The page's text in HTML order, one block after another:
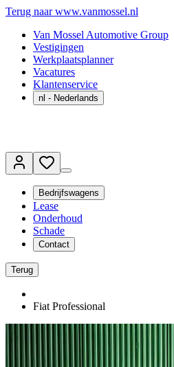
Terug naar www.vanmossel.nl
Van Mossel Automotive Group
Vestigingen
Werkplaatsplanner
Vacatures
Klantenservice
nl - Nederlands
Bedrijfswagens
Lease
Onderhoud
Schade
Contact
Terug
Fiat Professional